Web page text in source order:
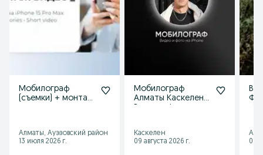
Мобилограф
(съемки) + монтаж
Алматы, Ауэзовский район
13 июля 2026 г.
Мобилограф
Алматы Каскелен |
Видео и фото
Каскелен
09 августа 2026 г.
09